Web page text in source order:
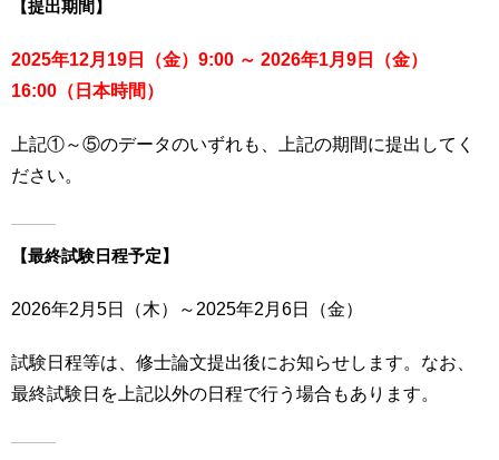
【提出期間】
2025年12月19日（金）9:00 ～ 2026年1月9日（金）
16:00（日本時間）
上記①～⑤のデータのいずれも、上記の期間に提出してく
ださい。
【最終試験日程予定】
2026年2月5日（木）～2025年2月6日（金）
試験日程等は、修士論文提出後にお知らせします。なお、
最終試験日を上記以外の日程で行う場合もあります。